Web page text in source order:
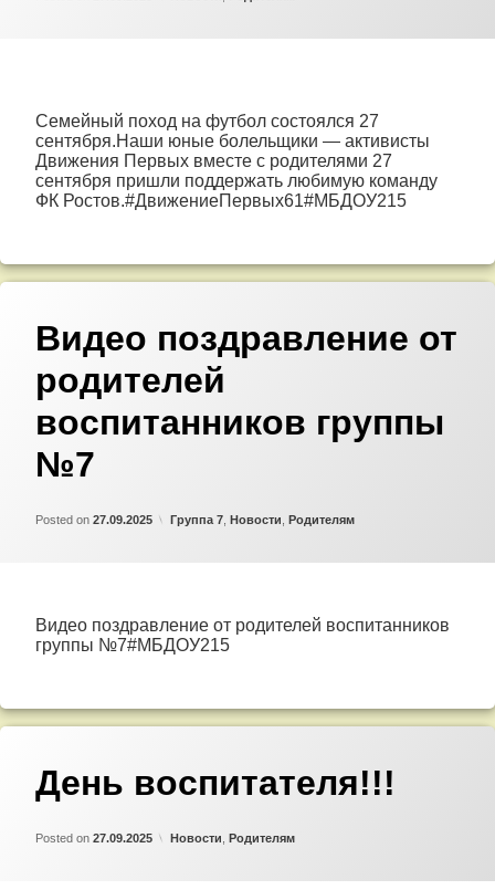
️Семейный поход на футбол состоялся 27
сентября.Наши юные болельщики — активисты
Движения Первых вместе с родителями 27
сентября пришли поддержать любимую команду
ФК Ростов.#ДвижениеПервых61#МБДОУ215
Видео поздравление от
родителей
воспитанников группы
№7
Posted on 27.09.2025 Категории:
Группа 7, Новости, Родителям
Видео поздравление от родителей воспитанников
группы №7#МБДОУ215
День воспитателя!!!
Posted on 27.09.2025 Категории:
Новости, Родителям